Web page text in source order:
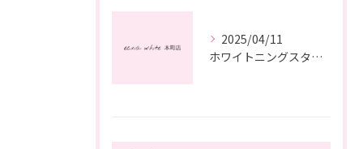
2025/04/11
ホワイトニングスタッフ日記